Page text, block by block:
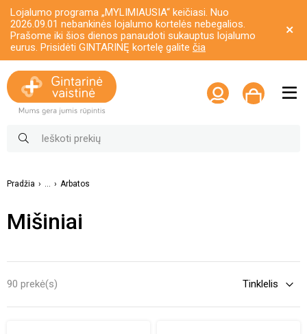
Lojalumo programa „MYLIMIAUSIA“ keičiasi. Nuo
2026.09.01 nebankinės lojalumo kortelės nebegalios.
Prašome iki šios dienos panaudoti sukauptus lojalumo
eurus. Prisidėti GINTARINĘ kortelę galite čia
Pradžia ... Arbatos
Mišiniai
90 prekė(s)